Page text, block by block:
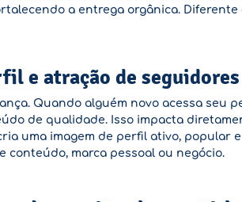
a entrega orgânica.
e atração de seguidores
Quando alguém novo acessa seu
de qualidade. Isso impacta
uma imagem de perfil ativo,
conteúdo, marca pessoal ou negócio.